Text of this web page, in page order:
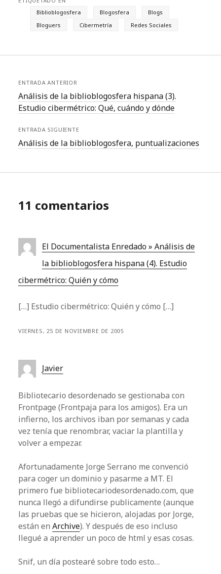
Biblioblogosfera
Blogosfera
Blogs
Bloguers
Cibermetría Redes Sociales
ENTRADA ANTERIOR
Análisis de la biblioblogosfera hispana (3).
Estudio cibermétrico: Qué, cuándo y dónde
ENTRADA SIGUIENTE
Análisis de la biblioblogosfera, puntualizaciones
11 comentarios
El Documentalista Enredado » Análisis de
la biblioblogosfera hispana (4). Estudio
cibermétrico: Quién y cómo
[…] Estudio cibermétrico: Quién y cómo […]
VIERNES, 25 DE NOVIEMBRE DE 2005
Javier
Bibliotecario desordenado se gestionaba con
Frontpage (Frontpaja para los amigos). Era un
infierno, los archivos iban por semanas y cada
vez tenía que renombrar, vaciar la plantilla y
volver a empezar.
Afortunadamente Jorge Serrano me convenció
para coger un dominio y pasarme a MT. El
primero fue bibliotecariodesordenado.com, que
nunca llegó a difundirse publicamente (aunque
las pruebas que se hicieron, alojadas por Jorge,
están enArchive). Y después de eso incluso
llegué a aprender un poco de html y esas cosas.
Snif, un día postearé sobre todo esto…